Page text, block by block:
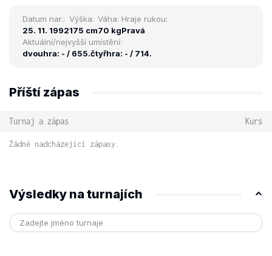
Datum nar.:
25. 11. 1992
Výška:
175 cm
Váha:
70 kg
Hraje rukou:
Pravá
Aktuální/nejvyšší umístění:
dvouhra: - / 655.čtyřhra: - / 714.
Příští zápas
Turnaj a zápas Kurs
Žádné nadcházející zápasy.
Výsledky na turnajích